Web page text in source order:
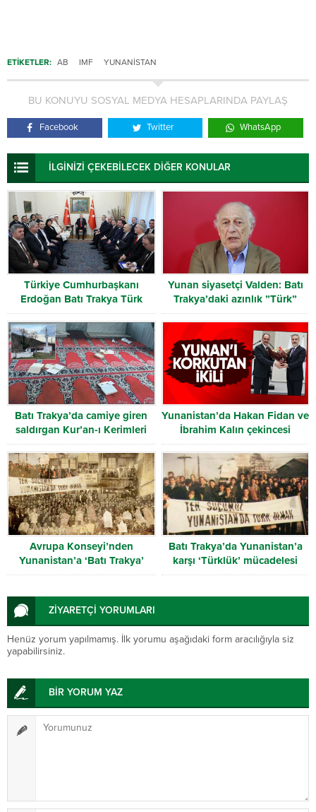
ETİKETLER: AB IMF YUNANISTAN
BU KONUYU SOSYAL MEDYA HESAPLARINDA PAYLAŞ
Facebook Twitter WhatsApp
İLGİNİZİ ÇEKEBİLECEK DİĞER KONULAR
Türkiye Cumhurbaşkanı
Erdoğan Batı Trakya Türk
Heyetini kabul etti
Yunan siyasetçi Valden: Batı
Trakya’daki azınlık ”Türk”
olarak tanınmalı
Batı Trakya’da camiye giren
saldırgan Kur’an-ı Kerimleri
yırttı
Yunanistan’da Hakan Fidan ve
İbrahim Kalın çekincesi
Avrupa Konseyi’nden
Yunanistan’a ‘Batı Trakya’
uyarısı
Batı Trakya’da Yunanistan’a
karşı ‘Türklük’ mücadelesi
ZİYARETÇİ YORUMLARI
Henüz yorum yapılmamış. İlk yorumu aşağıdaki form aracılığıyla siz
yapabilirsiniz.
BİR YORUM YAZ